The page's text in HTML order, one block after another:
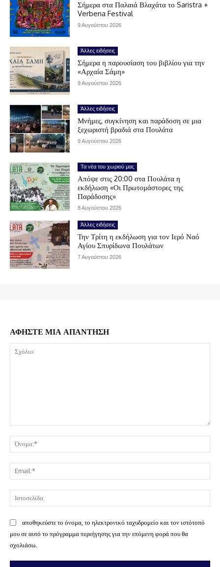
Σήμερα στα Παλαιά Βλαχάτα το Saristra +
Verbena Festival
9 Αυγούστου 2026
Άλλες ειδήσεις
Σήμερα η παρουσίαση του βιβλίου για την
«Αρχαία Σάμη»
9 Αυγούστου 2026
Άλλες ειδήσεις
Μνήμες, συγκίνηση και παράδοση σε μια
ξεχωριστή βραδιά στα Πουλάτα
9 Αυγούστου 2026
Τα νέα του χωριού μας
Απόψε στις 20:00 στα Πουλάτα η
εκδήλωση «Οι Πρωτομάστορες της
Παράδοσης»
8 Αυγούστου 2026
Άλλες ειδήσεις
Την Τρίτη η εκδήλωση για τον Ιερό Ναό
Αγίου Σπυρίδωνα Πουλάτων
7 Αυγούστου 2026
ΑΦΗΣΤΕ ΜΙΑ ΑΠΑΝΤΗΣΗ
αποθηκεύστε το όνομα, το ηλεκτρονικό ταχυδρομείο και τον ιστότοπό
μου σε αυτό το πρόγραμμα περιήγησης για την επόμενη φορά που θα
σχολιάσω.